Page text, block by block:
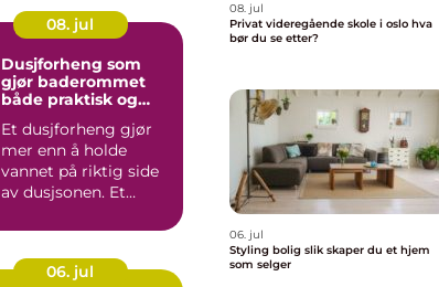
08. jul
Dusjforheng som
gjør baderommet
både praktisk og
Et dusjforheng gjør
mer enn å holde
vannet på riktig side
av dusjsonen. Et
kan gi ...
06. jul
08. jul
Privat videregående skole i oslo hva
bør du se etter?
06. jul
Styling bolig slik skaper du et hjem
som selger